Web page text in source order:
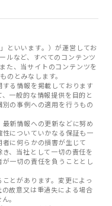
といいます。）が運営してお
ルなど、すべてのコンテンツ
た、当サイトのコンテンツを
のとみなします。
る情報を掲載しております
一般的な情報提供を目的と
の事例への適用を行うもの
新情報への更新などに努め
についていかなる保証も一
に何らかの損害が生じて
、当社として一切の責任を
一切の責任を負うこととし
とがあります。変更によっ
故意又は重過失による場合
。